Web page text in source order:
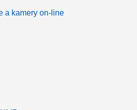
a kamery on-line